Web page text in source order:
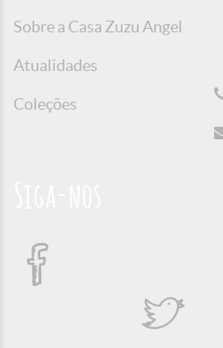
Sobre a Casa Zuzu Angel
Atualidades
Coleções